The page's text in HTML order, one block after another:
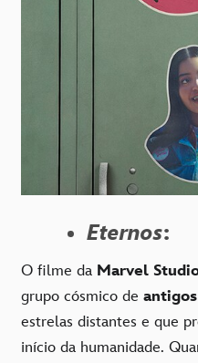
Eternos:
O filme da Marvel
grupo cósmico de
estrelas distantes e que
início da humanidade.